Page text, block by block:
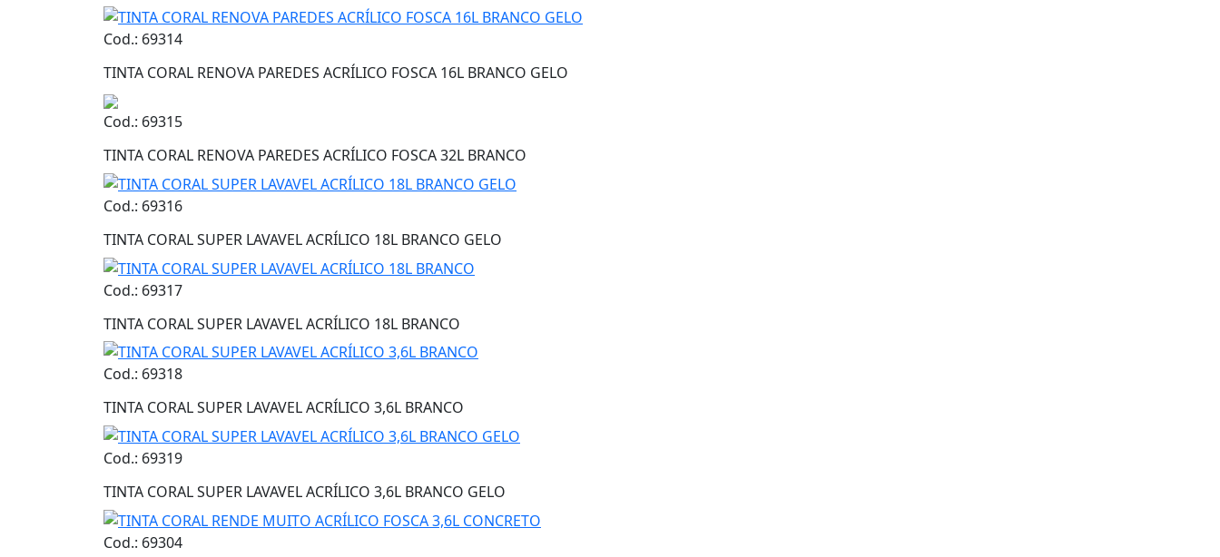
Cod.: 69314
TINTA CORAL RENOVA PAREDES ACRÍLICO FOSCA 16L BRANCO GELO
Cod.: 69315
TINTA CORAL RENOVA PAREDES ACRÍLICO FOSCA 32L BRANCO
Cod.: 69316
TINTA CORAL SUPER LAVAVEL ACRÍLICO 18L BRANCO GELO
Cod.: 69317
TINTA CORAL SUPER LAVAVEL ACRÍLICO 18L BRANCO
Cod.: 69318
TINTA CORAL SUPER LAVAVEL ACRÍLICO 3,6L BRANCO
Cod.: 69319
TINTA CORAL SUPER LAVAVEL ACRÍLICO 3,6L BRANCO GELO
Cod.: 69304